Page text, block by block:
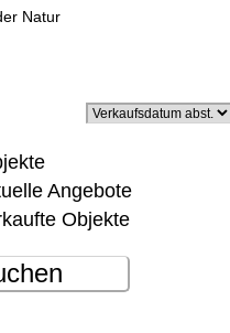
Natur
Angebote
Objekte